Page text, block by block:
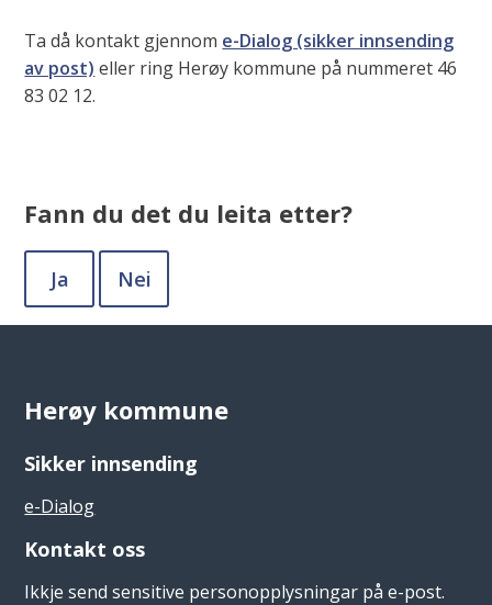
Ta då kontakt gjennom e-Dialog (sikker innsending
av post) eller ring Herøy kommune på nummeret 46
83 02 12.
Fann du det du leita etter?
Ja Nei
Herøy kommune
Sikker innsending
e-Dialog
Kontakt oss
Ikkje send sensitive personopplysningar på e-post.